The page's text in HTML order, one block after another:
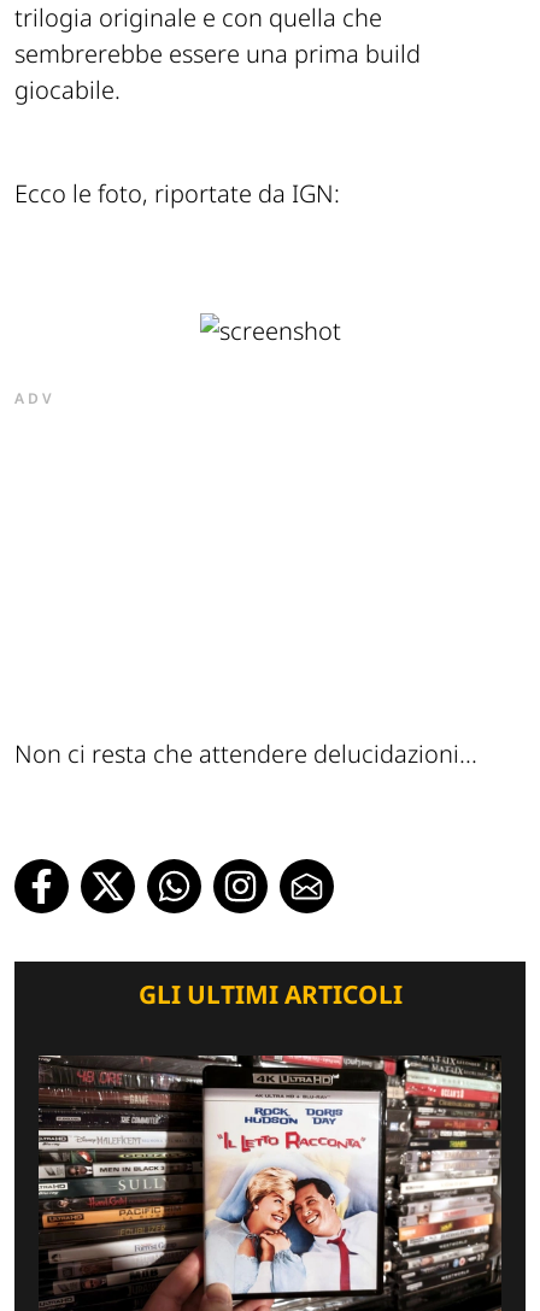
trilogia originale e con quella che
sembrerebbe essere una prima build
giocabile.
Ecco le foto, riportate da IGN:
ADV
Non ci resta che attendere delucidazioni...
GLI ULTIMI ARTICOLI